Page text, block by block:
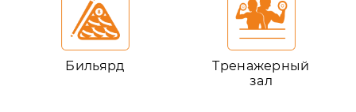
Бильярд
Тренажерный
зал